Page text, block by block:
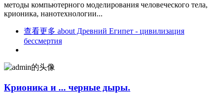
методы компьютерного моделирования человеческого тела,
крионика, нанотехнологии...
查看更多 about Древний Египет - цивилизация
бессмертия
Крионика и ... черные дыры.